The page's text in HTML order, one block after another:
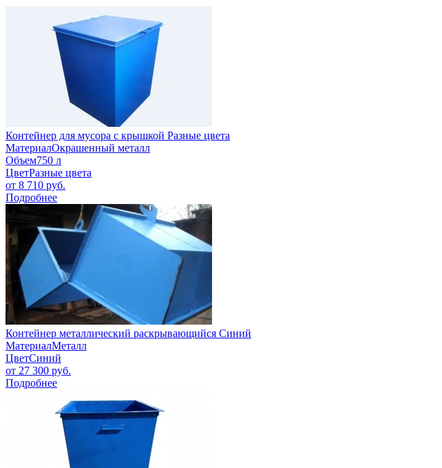
Контейнер для мусора с крышкой Разные цвета
МатериалОкрашенный металл
Объем750 л
ЦветРазные цвета
от 8 710 руб.
Подробнее
Контейнер металлический раскрывающийся Синий
МатериалМеталл
ЦветСиний
от 27 300 руб.
Подробнее